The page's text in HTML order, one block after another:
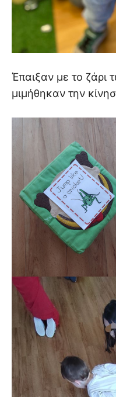
Έπαιξαν με το ζάρι
μιμήθηκαν την